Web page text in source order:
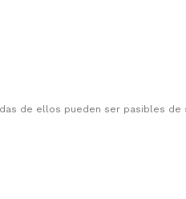
de ellos pueden ser pasibles de